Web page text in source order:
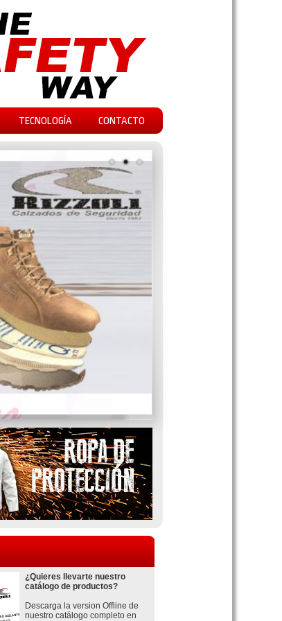
TECNOLOGÍA CONTACTO
¿Quieres llevarte nuestro
catálogo de productos?
Descarga la version Offline de
nuestro catálogo completo en